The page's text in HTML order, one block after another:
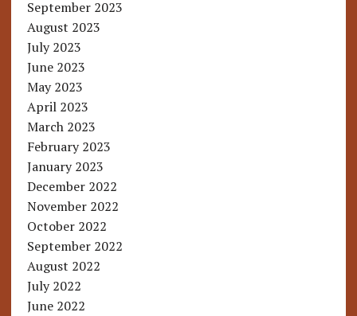
September 2023
August 2023
July 2023
June 2023
May 2023
April 2023
March 2023
February 2023
January 2023
December 2022
November 2022
October 2022
September 2022
August 2022
July 2022
June 2022